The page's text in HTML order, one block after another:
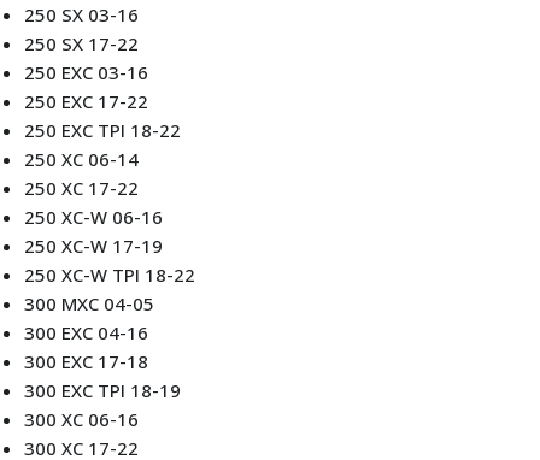
250 SX 03-16
250 SX 17-22
250 EXC 03-16
250 EXC 17-22
250 EXC TPI 18-22
250 XC 06-14
250 XC 17-22
250 XC-W 06-16
250 XC-W 17-19
250 XC-W TPI 18-22
300 MXC 04-05
300 EXC 04-16
300 EXC 17-18
300 EXC TPI 18-19
300 XC 06-16
300 XC 17-22